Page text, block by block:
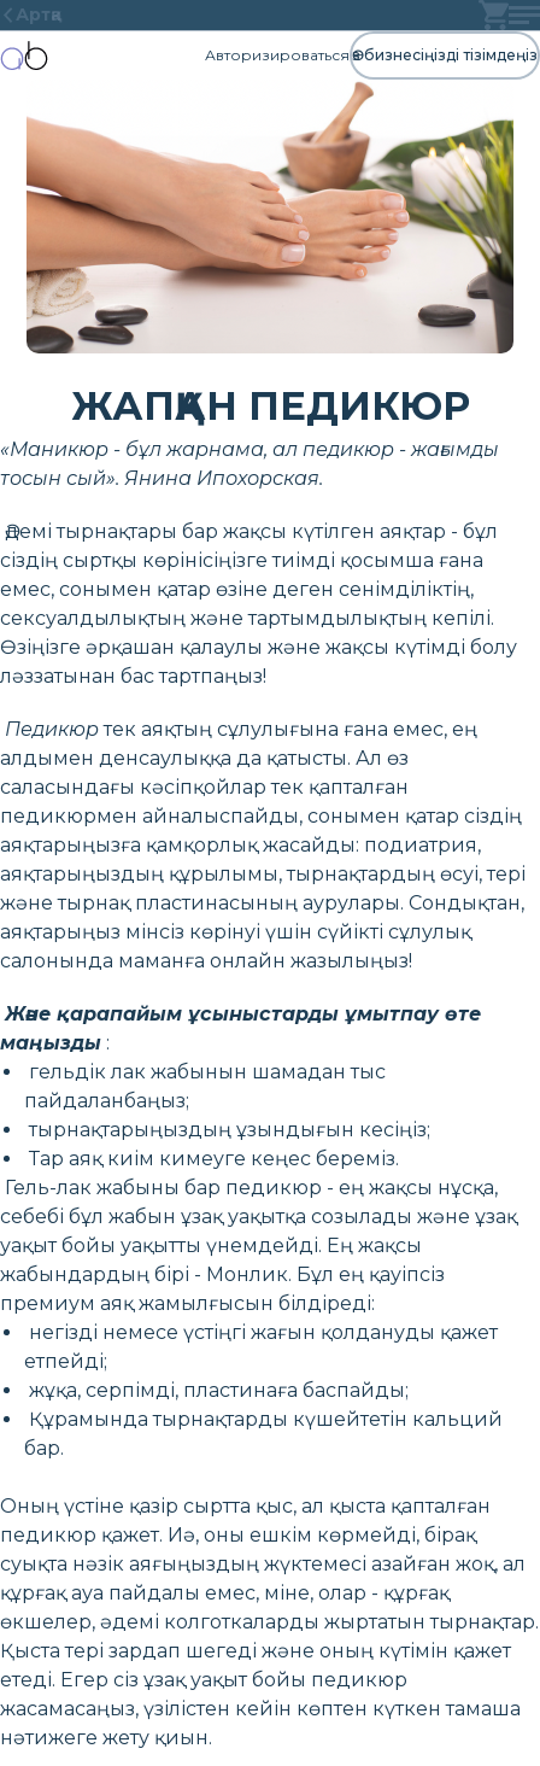
Артқа
Авторизироваться Өз бизнесіңізді тізімдеңіз
ЖАПҚАН ПЕДИКЮР
«Маникюр - бұл жарнама, ал педикюр - жағымды
тосын сый». Янина Ипохорская.
Әдемі тырнақтары бар жақсы күтілген аяқтар - бұл
сіздің сыртқы көрінісіңізге тиімді қосымша ғана
емес, сонымен қатар өзіне деген сенімділіктің,
сексуалдылықтың және тартымдылықтың кепілі.
Өзіңізге әрқашан қалаулы және жақсы күтімді болу
ләззатынан бас тартпаңыз!
Педикюртек аяқтың сұлулығына ғана емес, ең
алдымен денсаулыққа да қатысты. Ал өз
саласындағы кәсіпқойлар тек қапталған
педикюрмен айналыспайды, сонымен қатар сіздің
аяқтарыңызға қамқорлық жасайды: подиатрия,
аяқтарыңыздың құрылымы, тырнақтардың өсуі, тері
және тырнақ пластинасының аурулары. Сондықтан,
аяқтарыңыз мінсіз көрінуі үшін сүйікті сұлулық
салонында маманға онлайн жазылыңыз!
Және қарапайым ұсыныстарды ұмытпау өте
маңызды :
гельдік лак жабынын шамадан тыс
пайдаланбаңыз;
тырнақтарыңыздың ұзындығын кесіңіз;
Тар аяқ киім кимеуге кеңес береміз.
Гель-лак жабыны бар педикюр - ең жақсы нұсқа,
себебі бұл жабын ұзақ уақытқа созылады және ұзақ
уақыт бойы уақытты үнемдейді. Ең жақсы
жабындардың бірі - Монлик. Бұл ең қауіпсіз
премиум аяқ жамылғысын білдіреді:
негізді немесе үстіңгі жағын қолдануды қажет
етпейді;
жұқа, серпімді, пластинаға баспайды;
Құрамында тырнақтарды күшейтетін кальций
бар.
Оның үстіне қазір сыртта қыс, ал қыста қапталған
педикюр қажет. Иә, оны ешкім көрмейді, бірақ
суықта нәзік аяғыңыздың жүктемесі азайған жоқ, ал
құрғақ ауа пайдалы емес, міне, олар - құрғақ
өкшелер, әдемі колготкаларды жыртатын тырнақтар.
Қыста тері зардап шегеді және оның күтімін қажет
етеді. Егер сіз ұзақ уақыт бойы педикюр
жасамасаңыз, үзілістен кейін көптен күткен тамаша
нәтижеге жету қиын.